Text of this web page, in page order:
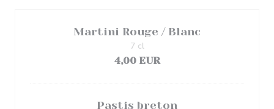
Martini Rouge / Blanc
4,00 EUR
7 cl
Pastis breton